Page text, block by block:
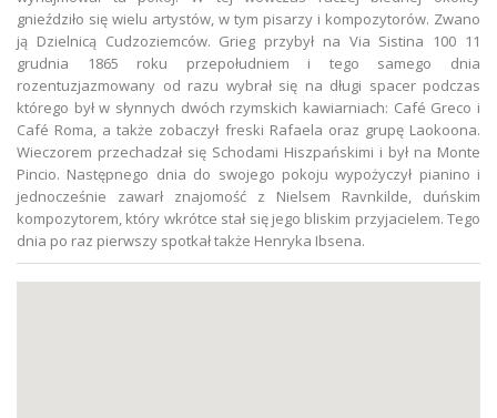
gnieździło się wielu artystów, w tym pisarzy i kompozytorów. Zwano
ją Dzielnicą Cudzoziemców. Grieg przybył na Via Sistina 100 11
grudnia 1865 roku przepołudniem i tego samego dnia
rozentuzjazmowany od razu wybrał się na długi spacer podczas
którego był w słynnych dwóch rzymskich kawiarniach: Café Greco i
Café Roma, a także zobaczył freski Rafaela oraz grupę Laokoona.
Wieczorem przechadzał się Schodami Hiszpańskimi i był na Monte
Pincio. Następnego dnia do swojego pokoju wypożyczył pianino i
jednocześnie zawarł znajomość z Nielsem Ravnkilde, duńskim
kompozytorem, który wkrótce stał się jego bliskim przyjacielem. Tego
dnia po raz pierwszy spotkał także Henryka Ibsena.